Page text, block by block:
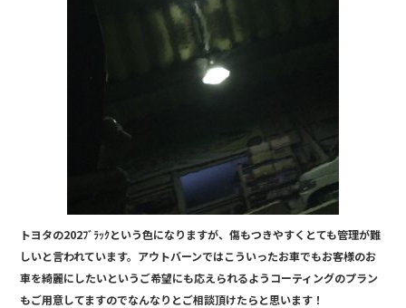
トヨタの202ﾌﾞﾗｯｸという色になりますが、傷もつきやすくとても管理が難
しいと言われています。アウトバーンではこういったお車でもお客様のお
車を綺麗にしたいというご希望にも応えられるようコーティングのプラン
もご用意してますのでなんなりとご相談頂けたらと思います！